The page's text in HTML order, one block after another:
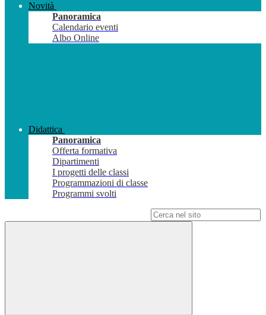
Novità
Panoramica
Calendario eventi
Albo Online
Didattica
Panoramica
Offerta formativa
Dipartimenti
I progetti delle classi
Programmazioni di classe
Programmi svolti